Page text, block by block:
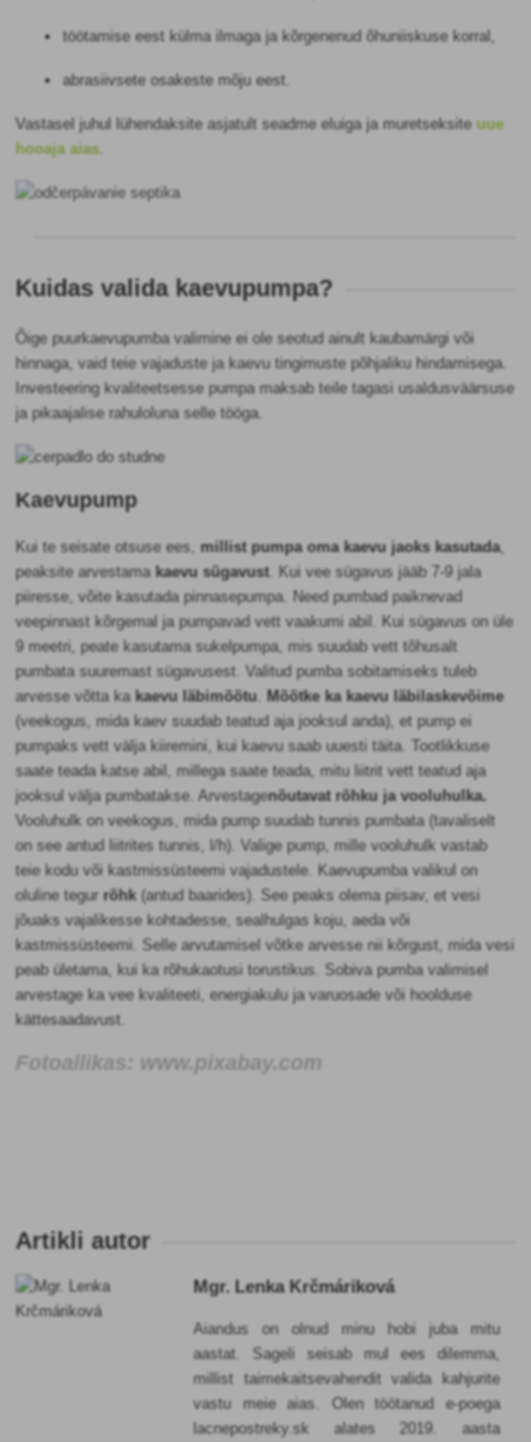
töötamise eest külma ilmaga ja kõrgenenud õhuniiskuse korral,
abrasiivsete osakeste mõju eest.
Vastasel juhul lühendaksite asjatult seadme eluiga ja muretseksite uue
hooaja aias.
Kuidas valida kaevupumpa?
Õige puurkaevupumba valimine ei ole seotud ainult kaubamärgi või
hinnaga, vaid teie vajaduste ja kaevu tingimuste põhjaliku hindamisega.
Investeering kvaliteetsesse pumpa maksab teile tagasi usaldusväärsuse
ja pikaajalise rahuloluna selle tööga.
Kaevupump
Kui te seisate otsuse ees,millist pumpa oma kaevu jaoks kasutada,
peaksite arvestama kaevu sügavust. Kui vee sügavus jääb 7-9 jala
piiresse, võite kasutada pinnasepumpa. Need pumbad paiknevad
veepinnast kõrgemal ja pumpavad vett vaakumi abil. Kui sügavus on üle
9 meetri, peate kasutama sukelpumpa, mis suudab vett tõhusalt
pumbata suuremast sügavusest. Valitud pumba sobitamiseks tuleb
arvesse võtta ka kaevu läbimõõtu Mõõtke ka kaevu läbilaskevõime
(veekogus, mida kaev suudab teatud aja jooksul anda), et pump ei
pumpaks vett välja kiiremini, kui kaevu saab uuesti täita. Tootlikkuse
saate teada katse abil, millega saate teada, mitu liitrit vett teatud aja
jooksul välja pumbatakse. Arvestagenõutavat rõhku ja vooluhulka.
Vooluhulk on veekogus, mida pump suudab tunnis pumbata (tavaliselt
on see antud liitrites tunnis, l/h). Valige pump, mille vooluhulk vastab
teie kodu või kastmissüsteemi vajadustele. Kaevupumba valikul on
oluline tegurrõhk (antud baarides). See peaks olema piisav, et vesi
jõuaks vajalikesse kohtadesse, sealhulgas koju, aeda või
kastmissüsteemi. Selle arvutamisel võtke arvesse nii kõrgust, mida vesi
peab ületama, kui ka rõhukaotusi torustikus. Sobiva pumba valimisel
arvestage ka vee kvaliteeti, energiakulu ja varuosade või hoolduse
kättesaadavust.
Fotoallikas: www.pixabay.com
Artikli autor
Mgr. Lenka Krčmáriková
Aiandus on olnud minu hobi juba mitu
aastat. Sageli seisab mul ees dilemma,
millist taimekaitsevahendit valida kahjurite
vastu meie aias. Olen töötanud e-poega
lacnepostreky.sk alates 2019. aasta